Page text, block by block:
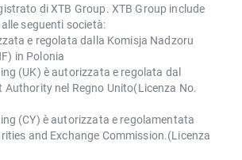
di XTB Group. XTB Group include
seguenti società:
e regolata dalla Komisja Nadzoru
in Polonia
(UK) è autorizzata e regolata dal
Authority nel Regno Unito(Licenza No.
(CY) è autorizzata e regolamentata
and Exchange Commission.(Licenza